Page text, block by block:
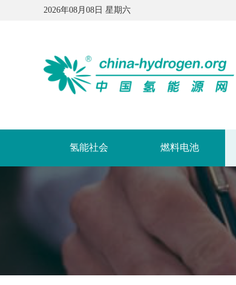
2026年08月08日 星期六
氢能社会 燃料电池